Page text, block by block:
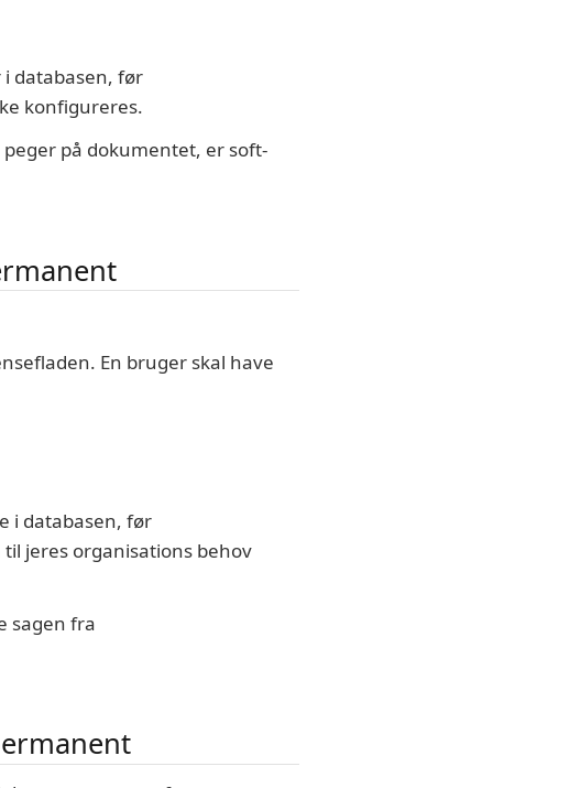
databasen, før
konfigureres.
på dokumentet, er soft-
En bruger skal have
i databasen, før
jeres organisations behov
sagen fra